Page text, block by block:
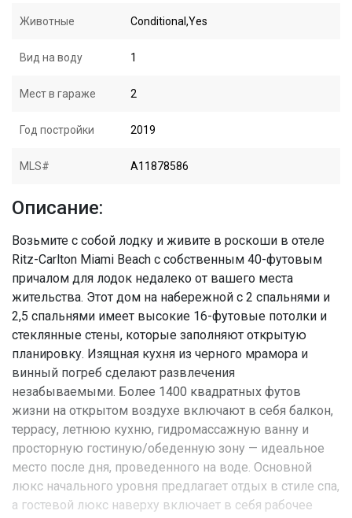
Животные Conditional,Yes
Вид на воду 1
Мест в гараже 2
Год постройки 2019
MLS# A11878586
Описание:
Возьмите с собой лодку и живите в роскоши в отеле
Ritz-Carlton Miami Beach с собственным 40-футовым
причалом для лодок недалеко от вашего места
жительства. Этот дом на набережной с 2 ​​спальнями и
2,5 спальнями имеет высокие 16-футовые потолки и
стеклянные стены, которые заполняют открытую
планировку. Изящная кухня из черного мрамора и
винный погреб сделают развлечения
незабываемыми. Более 1400 квадратных футов
жизни на открытом воздухе включают в себя балкон,
террасу, летнюю кухню, гидромассажную ванну и
просторную гостиную/обеденную зону — идеальное
место после дня, проведенного на воде. Основной
люкс начального уровня предлагает отдых в стиле спа,
а гостевой люкс наверху включает в себя рабочее